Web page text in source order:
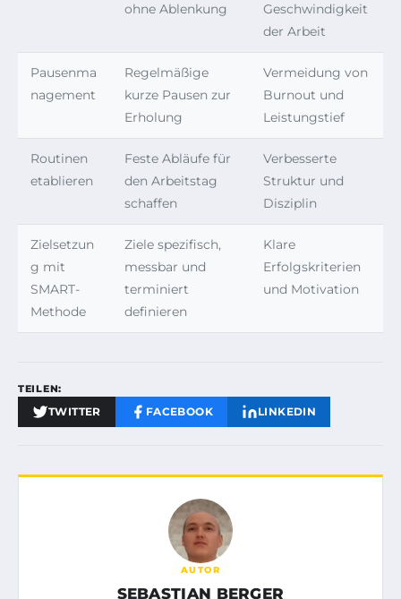
ohne Ablenkung
Geschwindigkeit
der Arbeit
Pausenma
nagement
Regelmäßige
kurze Pausen zur
Erholung
Vermeidung von
Burnout und
Leistungstief
Routinen
etablieren
Feste Abläufe für
den Arbeitstag
schaffen
Verbesserte
Struktur und
Disziplin
Zielsetzun
g mit
SMART-
Methode
Ziele spezifisch,
messbar und
terminiert
definieren
Klare
Erfolgskriterien
und Motivation
TEILEN:
TWITTER FACEBOOK LINKEDIN
AUTOR
SEBASTIAN BERGER